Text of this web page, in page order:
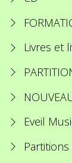
Livres et
Eveil